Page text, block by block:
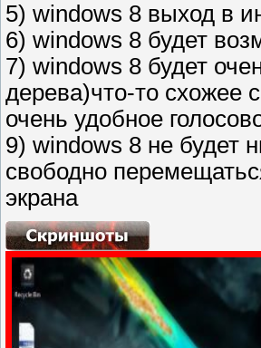
5) windows 8 выход в
6) windows 8 будет
7) windows 8 будет
дерева)что-то схожее
очень удобное
9) windows 8 не будет
свободно
экрана